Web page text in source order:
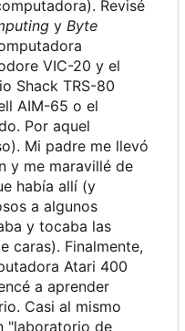
Revisé
y Byte
VIC-20 y el
Shack TRS-80
AIM-65 o el
Por aquel
Mi padre me llevó
y me maravillé de
había allí (y
a algunos
y tocaba las
caras). Finalmente,
Atari 400
a aprender
Casi al mismo
"laboratorio de